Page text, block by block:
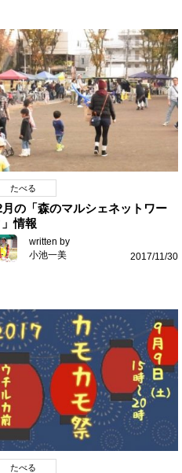
たべる
月の「森のマルシェネットワー
情報
written by
小池一美
2017/11/30
たべる